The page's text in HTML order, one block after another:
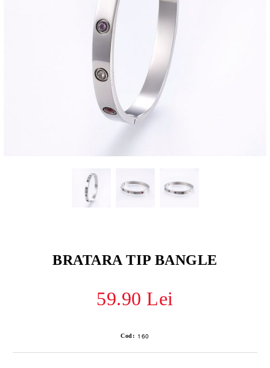
BRATARA TIP BANGLE
59.90 Lei
Cod: 160